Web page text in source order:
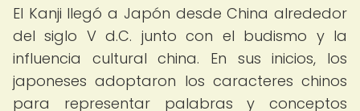
El Kanji llegó a Japón desde China alrededor
del siglo V d.C. junto con el budismo y la
influencia cultural china. En sus inicios, los
japoneses adoptaron los caracteres chinos
para representar palabras y conceptos